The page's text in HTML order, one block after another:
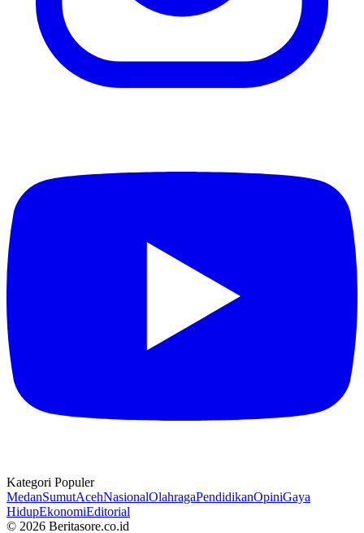
Kategori Populer
MedanSumutAcehNasionalOlahragaPendidikanOpiniGaya
HidupEkonomiEditorial
© 2026 Beritasore.co.id